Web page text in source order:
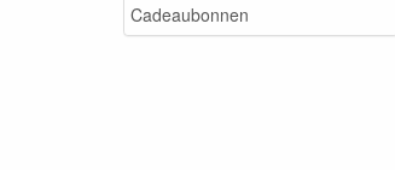
Cadeaubonnen